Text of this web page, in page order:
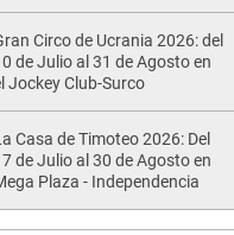
Circo de Ucrania 2026: del
de Julio al 31 de Agosto en
Jockey Club-Surco
Casa de Timoteo 2026: Del
de Julio al 30 de Agosto en
Plaza - Independencia